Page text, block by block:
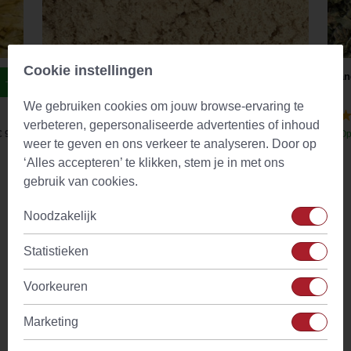
9,44
Slippery Elm / Rode Iep Poeder (Ulmus Rubra)
Op voorraad
Omschrijving
Arare theekopjes zijn typisch Japanse kopjes, in een
authentieke stijl. Het gietijzeren Arare theekopjes in de kleur
taupe, heeft een inhoud van 120 ml. Deze kleine Japanse
kopjes zijn van gietijzeren, wat ervoor zorgt dat je thee
langer warm blijft. De binnenkant van de theekopjes is
geemailleerd, wat er voor zorgt dat de theekopjes niet gaan
roesten. De authentieke Arare theekopjes 120 ml passen
Cookie instellingen
We gebruiken cookies om jouw browse-ervaring te
verbeteren, gepersonaliseerde advertenties of inhoud
weer te geven en ons verkeer te analyseren. Door op
‘Alles accepteren’ te klikken, stem je in met ons
gebruik van cookies.
Noodzakelijk
Statistieken
Voorkeuren
Marketing